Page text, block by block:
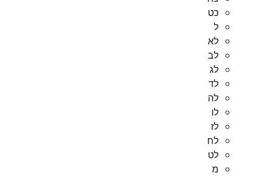
כט
ל
לא
לב
לג
לד
לה
לו
לז
לח
לט
מ